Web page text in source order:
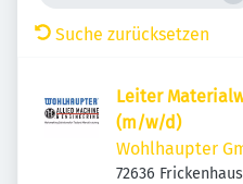
Suche zurücksetzen
Leiter
(m/w/d)
Wohlhaupter
72636